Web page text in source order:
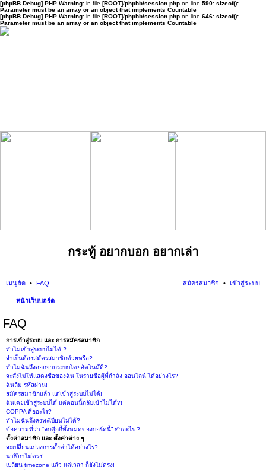
[phpBB Debug] PHP Warning: in file [ROOT]/phpbb/session.php on line 590: sizeof():
Parameter must be an array or an object that implements Countable
[phpBB Debug] PHP Warning: in file [ROOT]/phpbb/session.php on line 646: sizeof():
Parameter must be an array or an object that implements Countable
กระทู้ อยากบอก อยากเล่า
เมนูลัด FAQ เข้าสู่ระบบ
สมัครสมาชิก
หน้าเว็บบอร์ด
FAQ
การเข้าสู่ระบบ และ การสมัครสมาชิก
ทำไมเข้าสู่ระบบไม่ได้ ?
จำเป็นต้องสมัครสมาชิกด้วยหรือ?
ทำไมฉันถึงออกจากระบบโดยอัตโนมัติ?
จะสั่งไม่ให้แสดงชื่อของฉัน ในรายชื่อผู้ที่กำลัง ออนไลน์ ได้อย่างไร?
ฉันลืม รหัสผ่าน!
สมัครสมาชิกแล้ว แต่เข้าสู่ระบบไม่ได้!
ฉันเคยเข้าสู่ระบบได้ แต่ตอนนี้กลับเข้าไม่ได้?!
COPPA คืออะไร?
ทำไมฉันถึงลงทะเีบียนไม่ได้?
ข้อความที่ว่า “ลบคุีกกี้ทั้งหมดของบอร์ดนี้” ทำอะไร ?
ตั้งค่าสมาชิก และ ตั้งค่าต่าง ๆ
จะเปลี่ยนแปลงการตั้งค่าได้อย่างไร?
นาฬิกาไม่ตรง!
เปลี่ยน timezone แล้ว แต่เวลา ก็ยังไม่ตรง!